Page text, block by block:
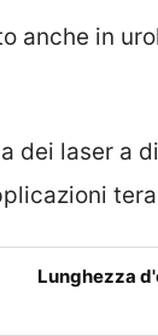
anche in
dei laser a
Lunghezza